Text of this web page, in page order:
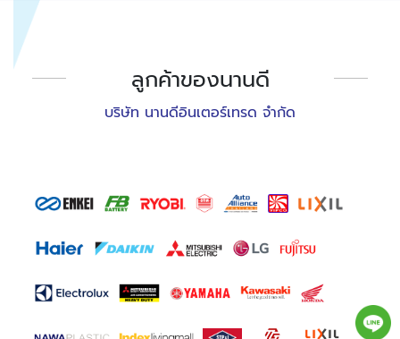
ลูกค้าของนานดี
บริษัท นานดีอินเตอร์เทรด จำกัด